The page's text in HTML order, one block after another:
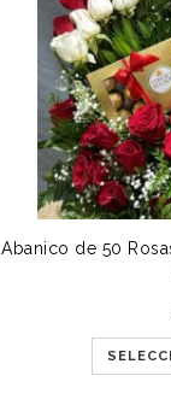
Abanico de 50